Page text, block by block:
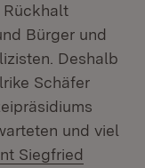
Rückhalt
Bürger und
Deshalb
Schäfer
und viel
Siegfried